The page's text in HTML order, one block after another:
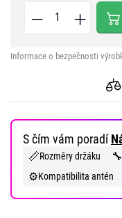
Informace o bezpečnosti
S čím vám poradí
📏Rozměry držáku 🔧
⚙️Kompatibilita antén